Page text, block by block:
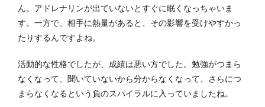
ん。アドレナリンが出ていないとすぐに眠くなっちゃいま
す。一方で、相手に熱量があると、その影響を受けやすかっ
たりするんですよね。
活動的な性格でしたが、成績は悪い方でした。勉強がつまら
なくなって、聞いていないから分からなくなって、さらにつ
まらなくなるという負のスパイラルに入っていましたね。